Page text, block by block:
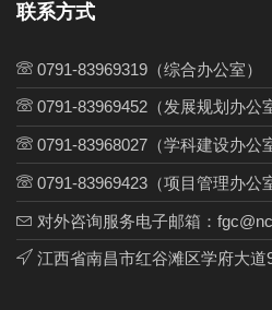
联系方式
0791-83969319（综合办公室）
0791-83969452（发展规划办公
0791-83968027（学科建设办公
0791-83969423（项目管理办公
对外咨询服务电子邮箱：
江西省南昌市红谷滩区学府大道